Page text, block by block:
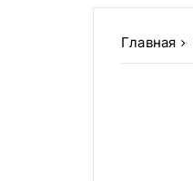
Главная